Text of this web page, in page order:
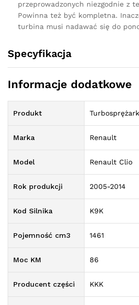
przeprowadzonych niezgodnie z
Powinna też być kompletna.
turbina musi nadawać się do
Specyfikacja
Informacje dodatkowe
Produkt
Marka Renault
Model Renault Clio
Rok produkcji 2005-2014
Kod Silnika K9K
Pojemność cm3 1461
Moc KM 86
Producent części KKK